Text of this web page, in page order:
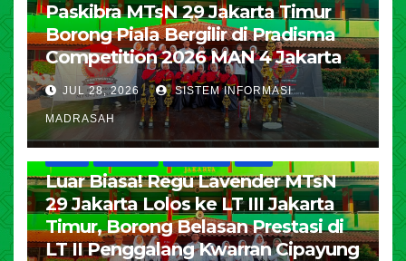
Paskibra MTsN 29 Jakarta Timur
Borong Piala Bergilir di Pradisma
Competition 2026 MAN 4 Jakarta
JUL 28, 2026 SISTEM INFORMASI
MADRASAH
Luar Biasa! Regu Lavender MTsN
29 Jakarta Lolos ke LT III Jakarta
Timur, Borong Belasan Prestasi di
LT II Penggalang Kwarran Cipayung